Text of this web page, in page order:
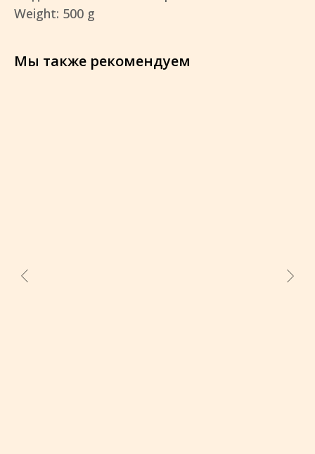
Weight: 500 g
Мы также рекомендуем